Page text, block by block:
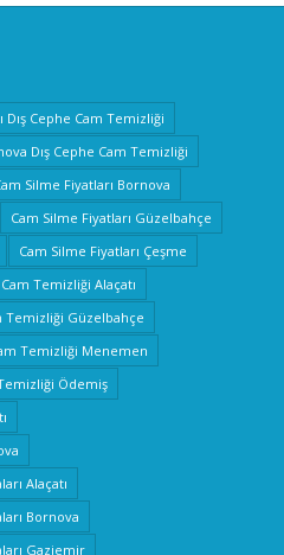
Dış Cephe Cam Temizliği
Dış Cephe Cam Temizliği
Silme Fiyatları Bornova
Cam Silme Fiyatları Güzelbahçe
Cam Silme Fiyatları Çeşme
Cam Temizliği Alaçatı
Temizliği Güzelbahçe
Temizliği Menemen
Ödemiş
Alaçatı
Bornova
Gaziemir